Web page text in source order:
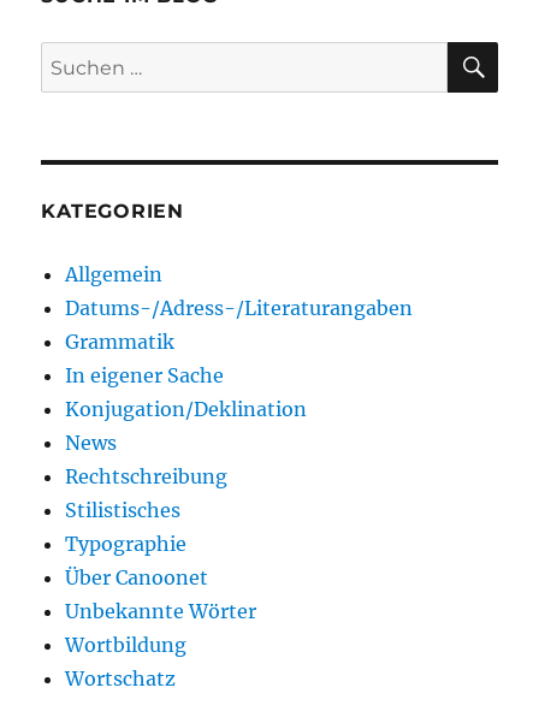
Suchen
nach:
KATEGORIEN
Allgemein
Datums-/Adress-/Literaturangaben
Grammatik
In eigener Sache
Konjugation/Deklination
News
Rechtschreibung
Stilistisches
Typographie
Über Canoonet
Unbekannte Wörter
Wortbildung
Wortschatz